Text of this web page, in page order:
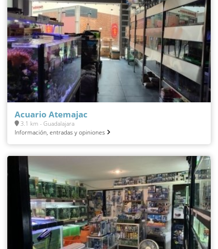
Acuario Atemajac
3.1 km - Guadalajara
Información, entradas y opiniones